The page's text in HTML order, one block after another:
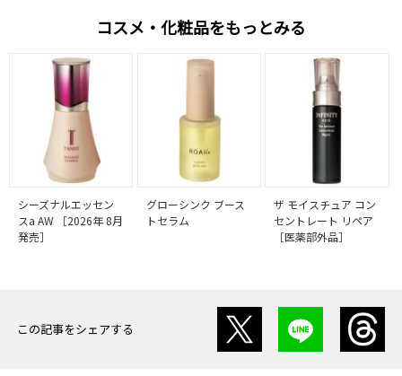
コスメ・化粧品をもっとみる
シーズナルエッセン
スa AW ［2026年 8月
発売］
グローシンク ブース
トセラム
ザ モイスチュア コン
セントレート リペア
［医薬部外品］
この記事をシェアする